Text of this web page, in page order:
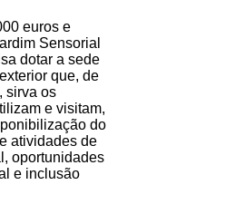
euros e
Sensorial
dotar a sede
que, de
sirva os
e visitam,
do
atividades de
oportunidades
e inclusão